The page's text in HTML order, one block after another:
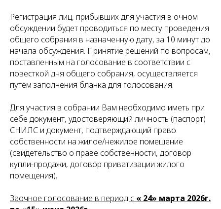
Регистрация лиц, прибывших для участия в очном
обсуждении будет проводиться по месту проведения
общего собрания в назначенную дату, за 10 минут до
начала обсуждения. Принятие решений по вопросам,
поставленным на голосование в соответствии с
повесткой дня общего собрания, осуществляется
путём заполнения бланка для голосования.
Для участия в собрании Вам необходимо иметь при
себе документ, удостоверяющий личность (паспорт)
СНИЛС и документ, подтверждающий право
собственности на жилое/нежилое помещение
(свидетельство о праве собственности, договор
купли-продажи, договор приватизации жилого
помещения).
Заочное голосование в период с « 24» марта 2026г.